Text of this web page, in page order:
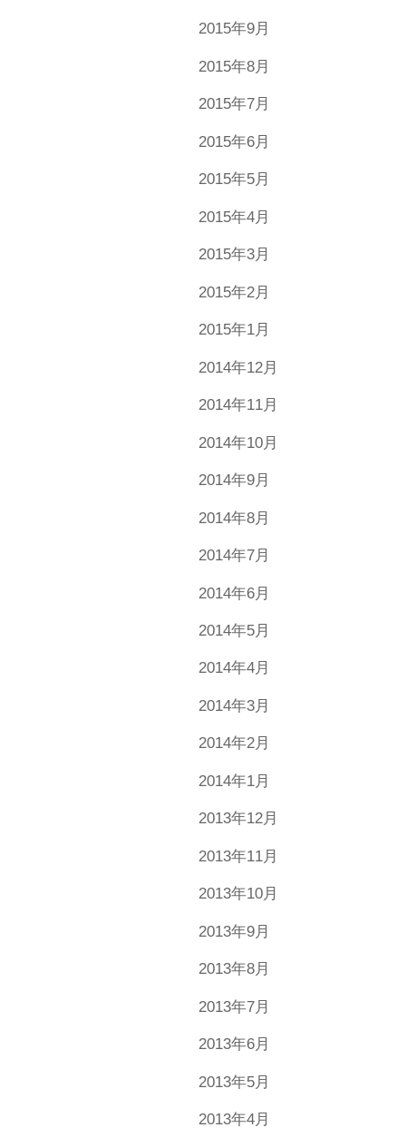
2015年9月
2015年8月
2015年7月
2015年6月
2015年5月
2015年4月
2015年3月
2015年2月
2015年1月
2014年12月
2014年11月
2014年10月
2014年9月
2014年8月
2014年7月
2014年6月
2014年5月
2014年4月
2014年3月
2014年2月
2014年1月
2013年12月
2013年11月
2013年10月
2013年9月
2013年8月
2013年7月
2013年6月
2013年5月
2013年4月